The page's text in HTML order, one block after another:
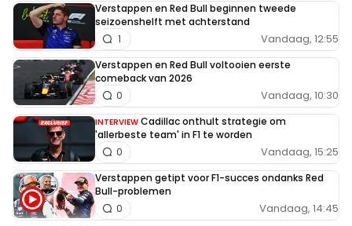
Verstappen en Red Bull beginnen tweede
seizoenshelft met achterstand
Vandaag, 12:55
1
Verstappen en Red Bull voltooien eerste
comeback van 2026
Vandaag, 10:30
0
INTERVIEW Cadillac onthult strategie om
'allerbeste team' in F1 te worden
Vandaag, 15:25
0
Verstappen getipt voor F1-succes ondanks Red
Bull-problemen
Vandaag, 14:45
0